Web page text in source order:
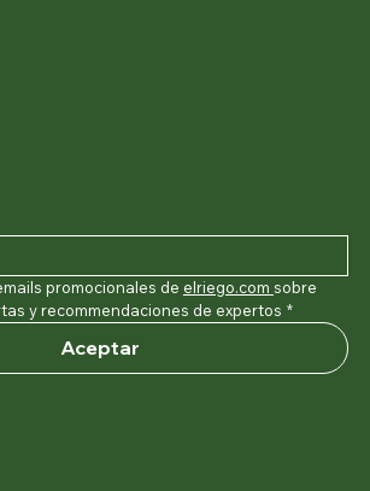
promocionales de elriego.com sobre
y recommendaciones de expertos *
Aceptar